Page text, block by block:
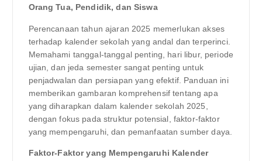
Orang Tua, Pendidik, dan Siswa
Perencanaan tahun ajaran 2025 memerlukan akses
terhadap kalender sekolah yang andal dan terperinci.
Memahami tanggal-tanggal penting, hari libur, periode
ujian, dan jeda semester sangat penting untuk
penjadwalan dan persiapan yang efektif. Panduan ini
memberikan gambaran komprehensif tentang apa
yang diharapkan dalam kalender sekolah 2025,
dengan fokus pada struktur potensial, faktor-faktor
yang mempengaruhi, dan pemanfaatan sumber daya.
Faktor-Faktor yang Mempengaruhi Kalender